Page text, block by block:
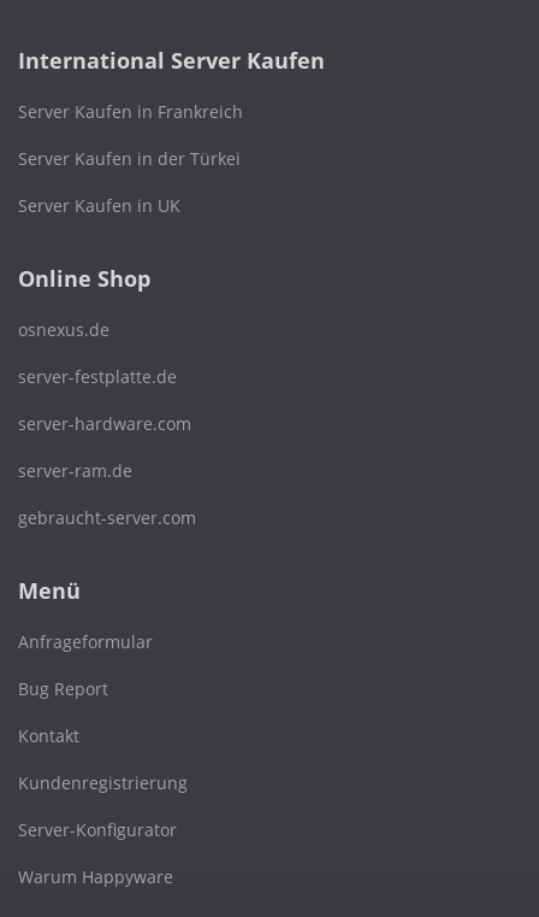
International Server Kaufen
Server Kaufen in Frankreich
Server Kaufen in der Türkei
Server Kaufen in UK
Online Shop
osnexus.de
server-festplatte.de
server-hardware.com
server-ram.de
gebraucht-server.com
Menü
Anfrageformular
Bug Report
Kontakt
Kundenregistrierung
Server-Konfigurator
Warum Happyware